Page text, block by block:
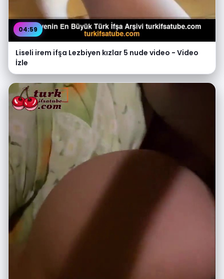
04:59
Liseli irem ifşa Lezbiyen kızlar 5 nude video - Video
İzle